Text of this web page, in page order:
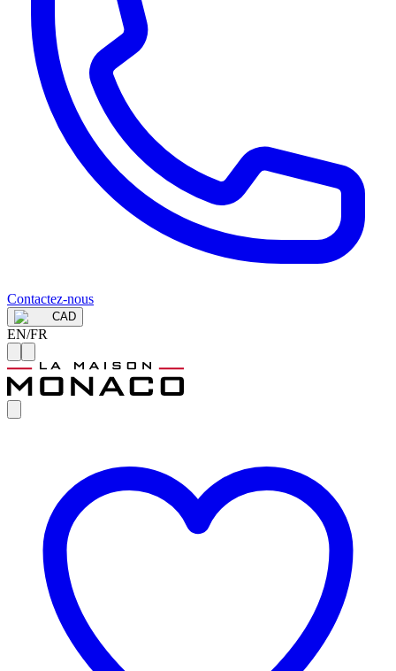
Contactez-nous
CAD
EN/FR